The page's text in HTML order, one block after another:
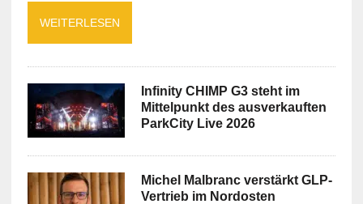
WEITERLESEN
Infinity CHIMP G3 steht im
Mittelpunkt des ausverkauften
ParkCity Live 2026
Michel Malbranc verstärkt GLP-
Vertrieb im Nordosten